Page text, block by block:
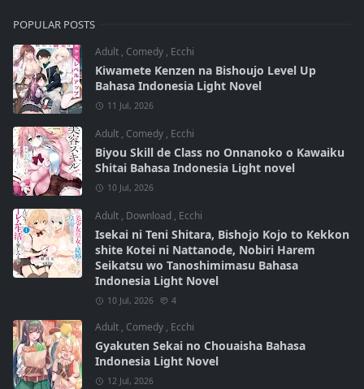
POPULAR POSTS
Adult , Comedy , Ecchi
Kiwamete Kenzen na Bishoujo Level Up
Bahasa Indonesia Light Novel
11 Jul, 2026
Adult , Comedy , Ecchi
Biyou Skill de Class no Onnanoko o Kawaiku
Shitai Bahasa Indonesia Light novel
10 Jul, 2026
Adult , Download , Ecchi
Isekai ni Teni Shitara, Bishojo Kojo to Kekkon
shite Kotei ni Nattanode, Nobiri Harem
Seikatsu wo Tanoshimimasu Bahasa
Indonesia Light Novel
10 Jul, 2026 4
Adult , Comedy , Ecchi
Gyakuten Sekai no Chouaisha Bahasa
Indonesia Light Novel
12 Jul, 2026